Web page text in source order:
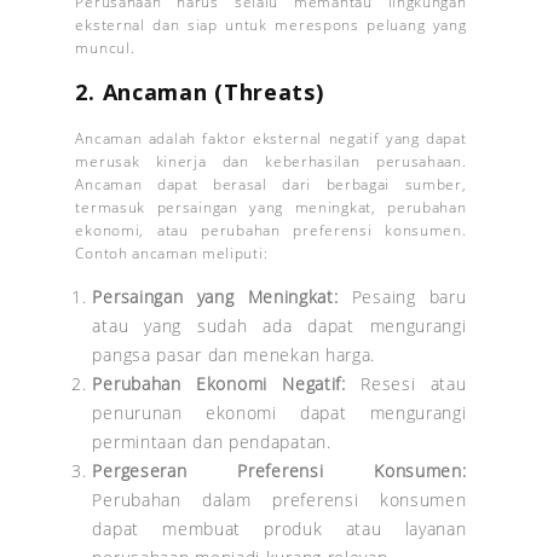
eksternal dan siap untuk merespons peluang yang
muncul.
2. Ancaman (Threats)
Ancaman adalah faktor eksternal negatif yang dapat
merusak kinerja dan keberhasilan perusahaan.
Ancaman dapat berasal dari berbagai sumber,
termasuk persaingan yang meningkat, perubahan
ekonomi, atau perubahan preferensi konsumen.
Contoh ancaman meliputi:
Persaingan yang Meningkat: Pesaing baru
atau yang sudah ada dapat mengurangi
pangsa pasar dan menekan harga.
Perubahan Ekonomi Negatif: Resesi atau
penurunan ekonomi dapat mengurangi
permintaan dan pendapatan.
Pergeseran Preferensi Konsumen:
Perubahan dalam preferensi konsumen
dapat membuat produk atau layanan